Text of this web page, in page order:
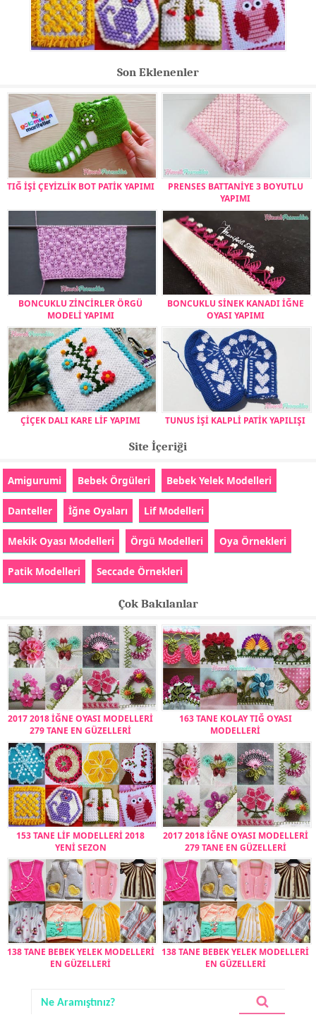
Son Eklenenler
TIĞ İŞİ ÇEYİZLİK BOT PATİK YAPIMI
PRENSES BATTANİYE 3 BOYUTLU
YAPIMI
BONCUKLU ZİNCİRLER ÖRGÜ
MODELİ YAPIMI
BONCUKLU SİNEK KANADI İĞNE
OYASI YAPIMI
ÇİÇEK DALI KARE LİF YAPIMI TUNUS İŞİ KALPLİ PATİK YAPILIŞI
Site İçeriği
Amigurumi Bebek Örgüleri Bebek Yelek Modelleri
Danteller İğne Oyaları Lif Modelleri
Mekik Oyası Modelleri Örgü Modelleri Oya Örnekleri
Patik Modelleri Seccade Örnekleri
Çok Bakılanlar
2017 2018 İĞNE OYASI MODELLERİ
279 TANE EN GÜZELLERİ
163 TANE KOLAY TIĞ OYASI
MODELLERİ
153 TANE LİF MODELLERİ 2018
YENİ SEZON
2017 2018 İĞNE OYASI MODELLERİ
279 TANE EN GÜZELLERİ
138 TANE BEBEK YELEK MODELLERİ
EN GÜZELLERİ
138 TANE BEBEK YELEK MODELLERİ
EN GÜZELLERİ